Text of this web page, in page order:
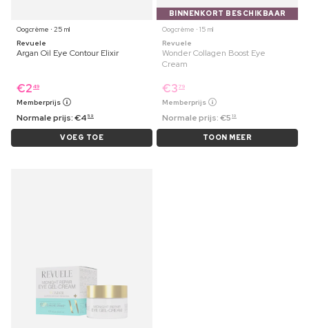
Oogcrème ⋅ 25 ml
Revuele
Argan Oil Eye Contour Elixir
€2 49
Memberprijs
Normale prijs:€4 59
VOEG TOE
BINNENKORT BESCHIKBAAR
Oogcrème ⋅ 15 ml
Revuele
Wonder Collagen Boost Eye
Cream
€3 79
Memberprijs
Normale prijs:€5 19
TOON MEER